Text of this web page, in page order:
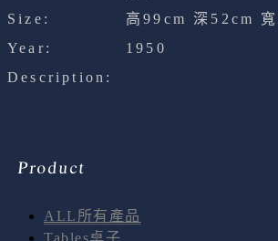
Size:
高99cm 深52cm
Year:
1950
Description:
Product
ALL所有產品